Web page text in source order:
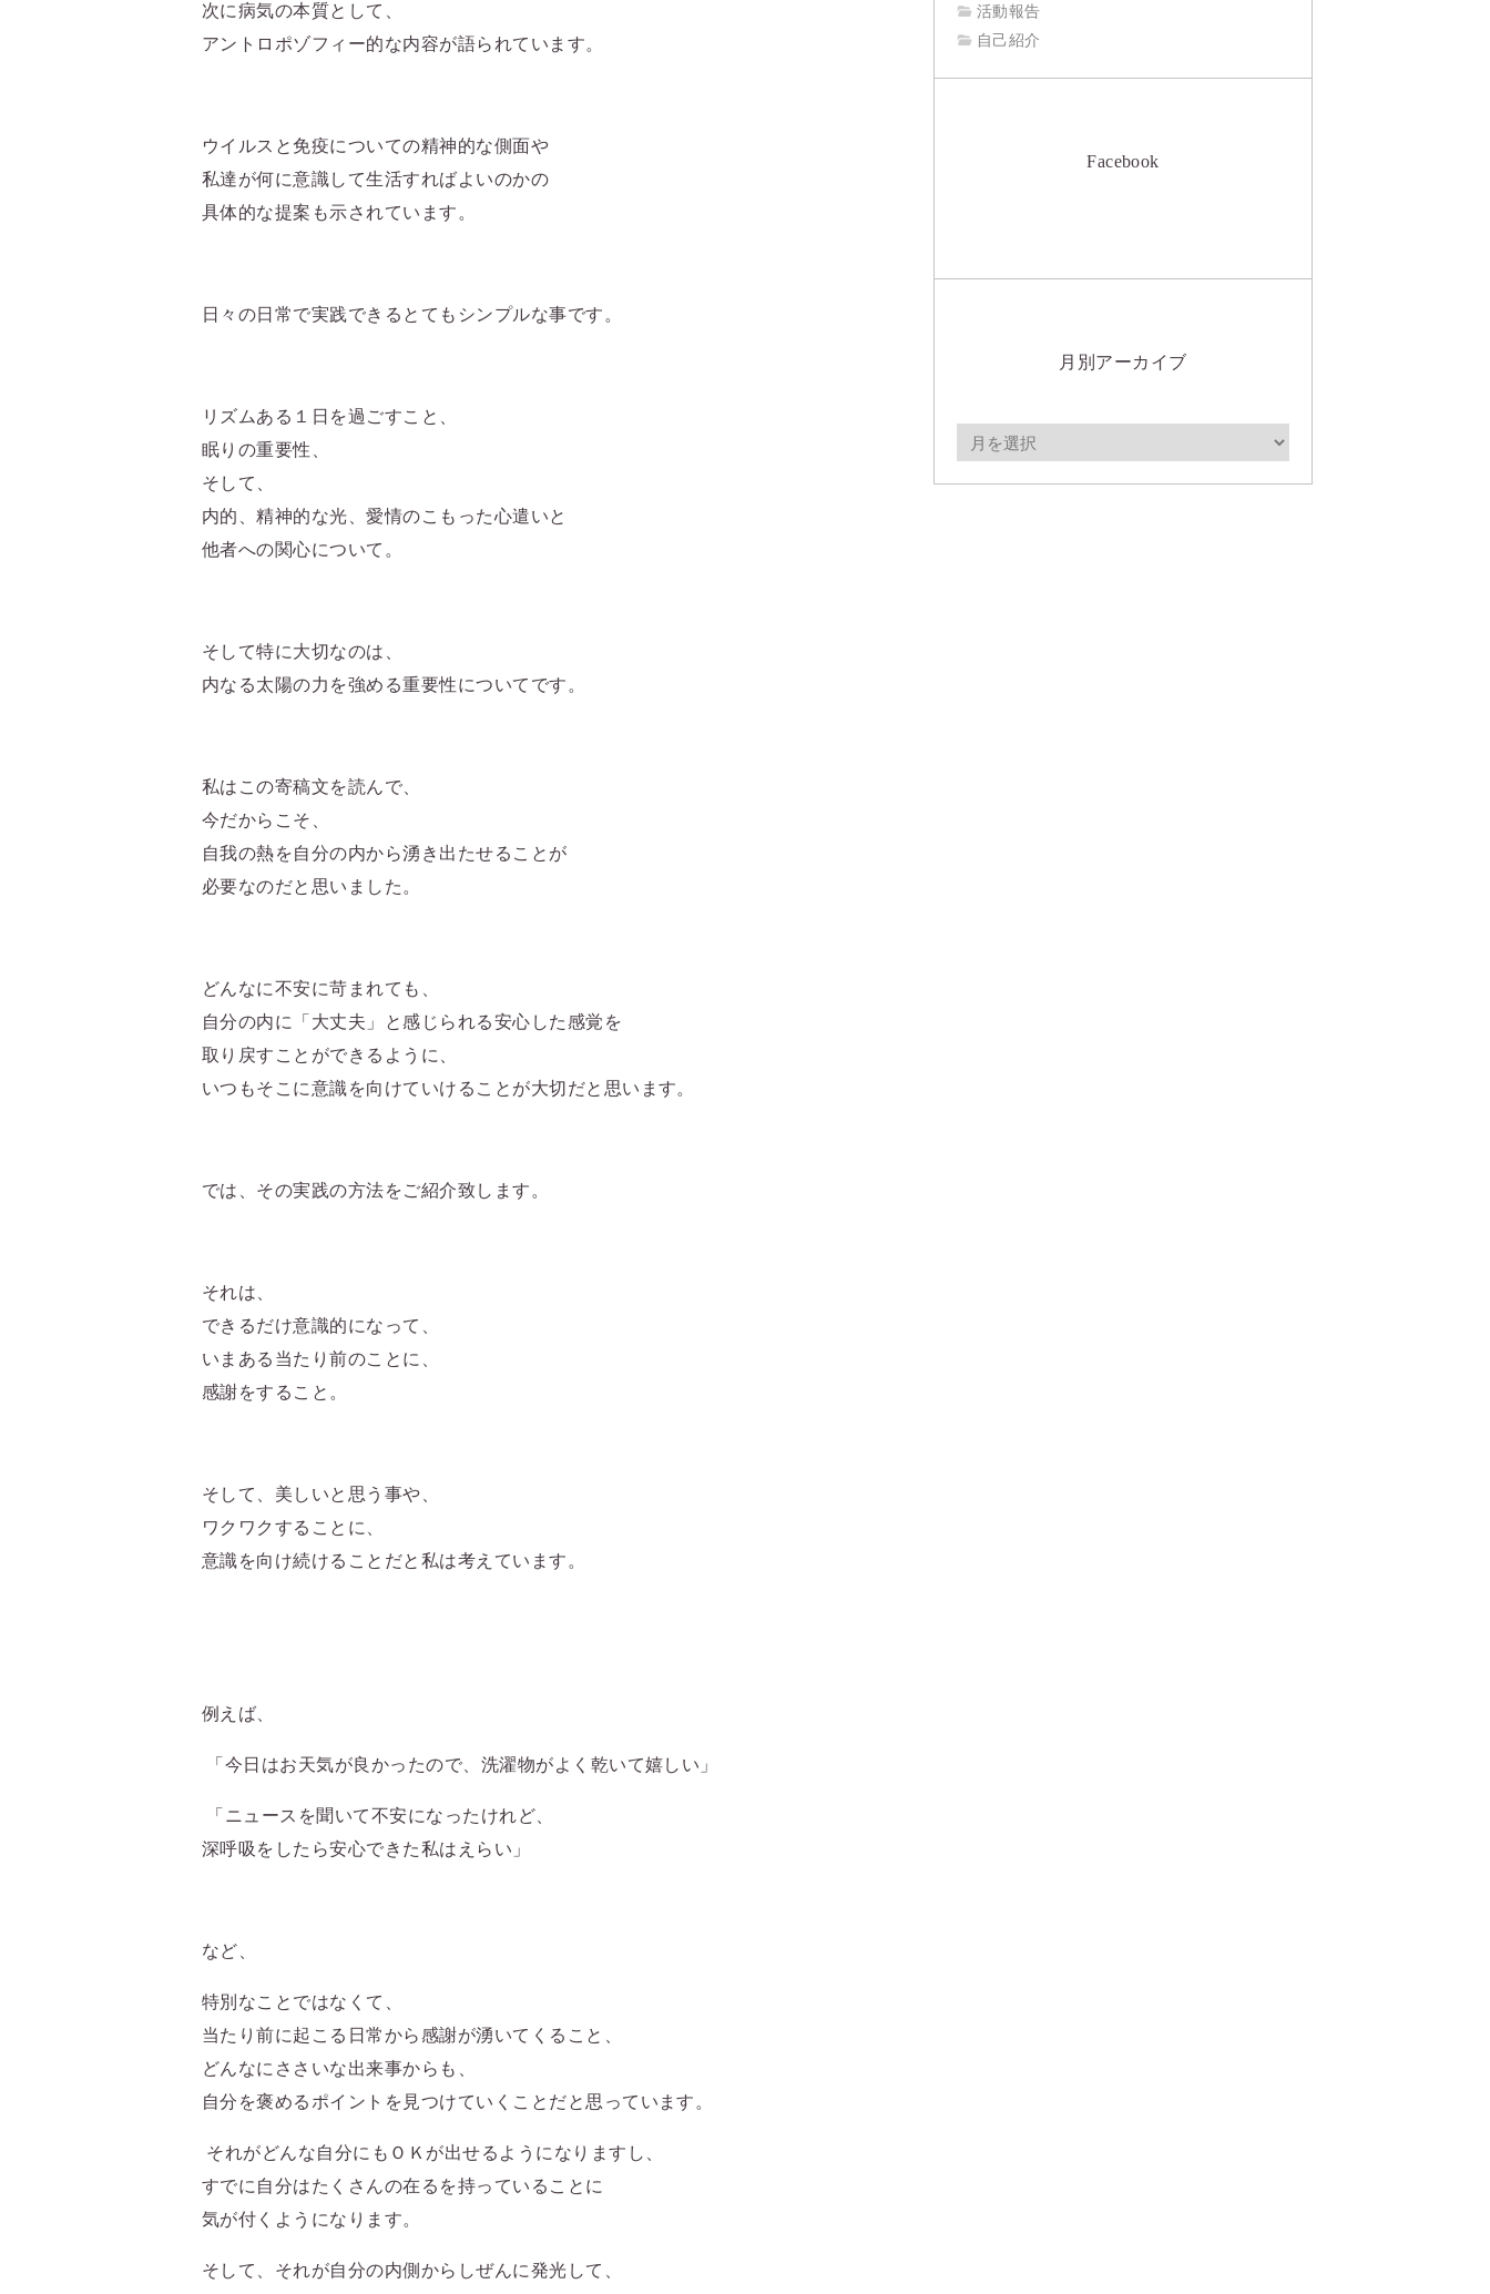
次に病気の本質として、
アントロポゾフィー的な内容が語られています。
ウイルスと免疫についての精神的な側面や
私達が何に意識して生活すればよいのかの
具体的な提案も示されています。
日々の日常で実践できるとてもシンプルな事です。
リズムある１日を過ごすこと、
眠りの重要性、
そして、
内的、精神的な光、愛情のこもった心遣いと
他者への関心について。
そして特に大切なのは、
内なる太陽の力を強める重要性についてです。
私はこの寄稿文を読んで、
今だからこそ、
自我の熱を自分の内から湧き出たせることが
必要なのだと思いました。
どんなに不安に苛まれても、
自分の内に「大丈夫」と感じられる安心した感覚を
取り戻すことができるように、
いつもそこに意識を向けていけることが大切だと思います。
では、その実践の方法をご紹介致します。
それは、
できるだけ意識的になって、
いまある当たり前のことに、
感謝をすること。
そして、美しいと思う事や、
ワクワクすることに、
意識を向け続けることだと私は考えています。
例えば、
「今日はお天気が良かったので、洗濯物がよく乾いて嬉しい」
「ニュースを聞いて不安になったけれど、
深呼吸をしたら安心できた私はえらい」
など、
特別なことではなくて、
当たり前に起こる日常から感謝が湧いてくること、
どんなにささいな出来事からも、
自分を褒めるポイントを見つけていくことだと思っています。
それがどんな自分にもＯＫが出せるようになりますし、
すでに自分はたくさんの在るを持っていることに
気が付くようになります。
そして、それが自分の内側からしぜんに発光して、
活動報告
自己紹介
Facebook
月別アーカイブ